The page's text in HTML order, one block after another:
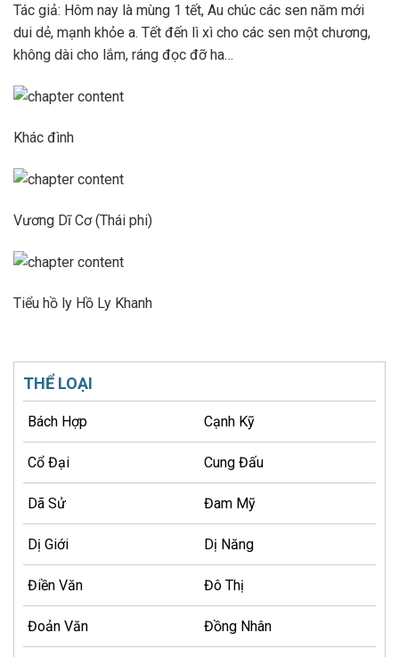
Tác giả: Hôm nay là mùng 1 tết, Au chúc các sen năm mới
dui dẻ, mạnh khỏe a. Tết đến lì xì cho các sen một chương,
không dài cho lắm, ráng đọc đỡ ha…
Khác đình
Vương Dĩ Cơ (Thái phi)
Tiểu hồ ly Hồ Ly Khanh
THỂ LOẠI
Bách Hợp Cạnh Kỹ
Cổ Đại Cung Đấu
Dã Sử Đam Mỹ
Dị Giới Dị Năng
Điền Văn Đô Thị
Đoản Văn Đồng Nhân